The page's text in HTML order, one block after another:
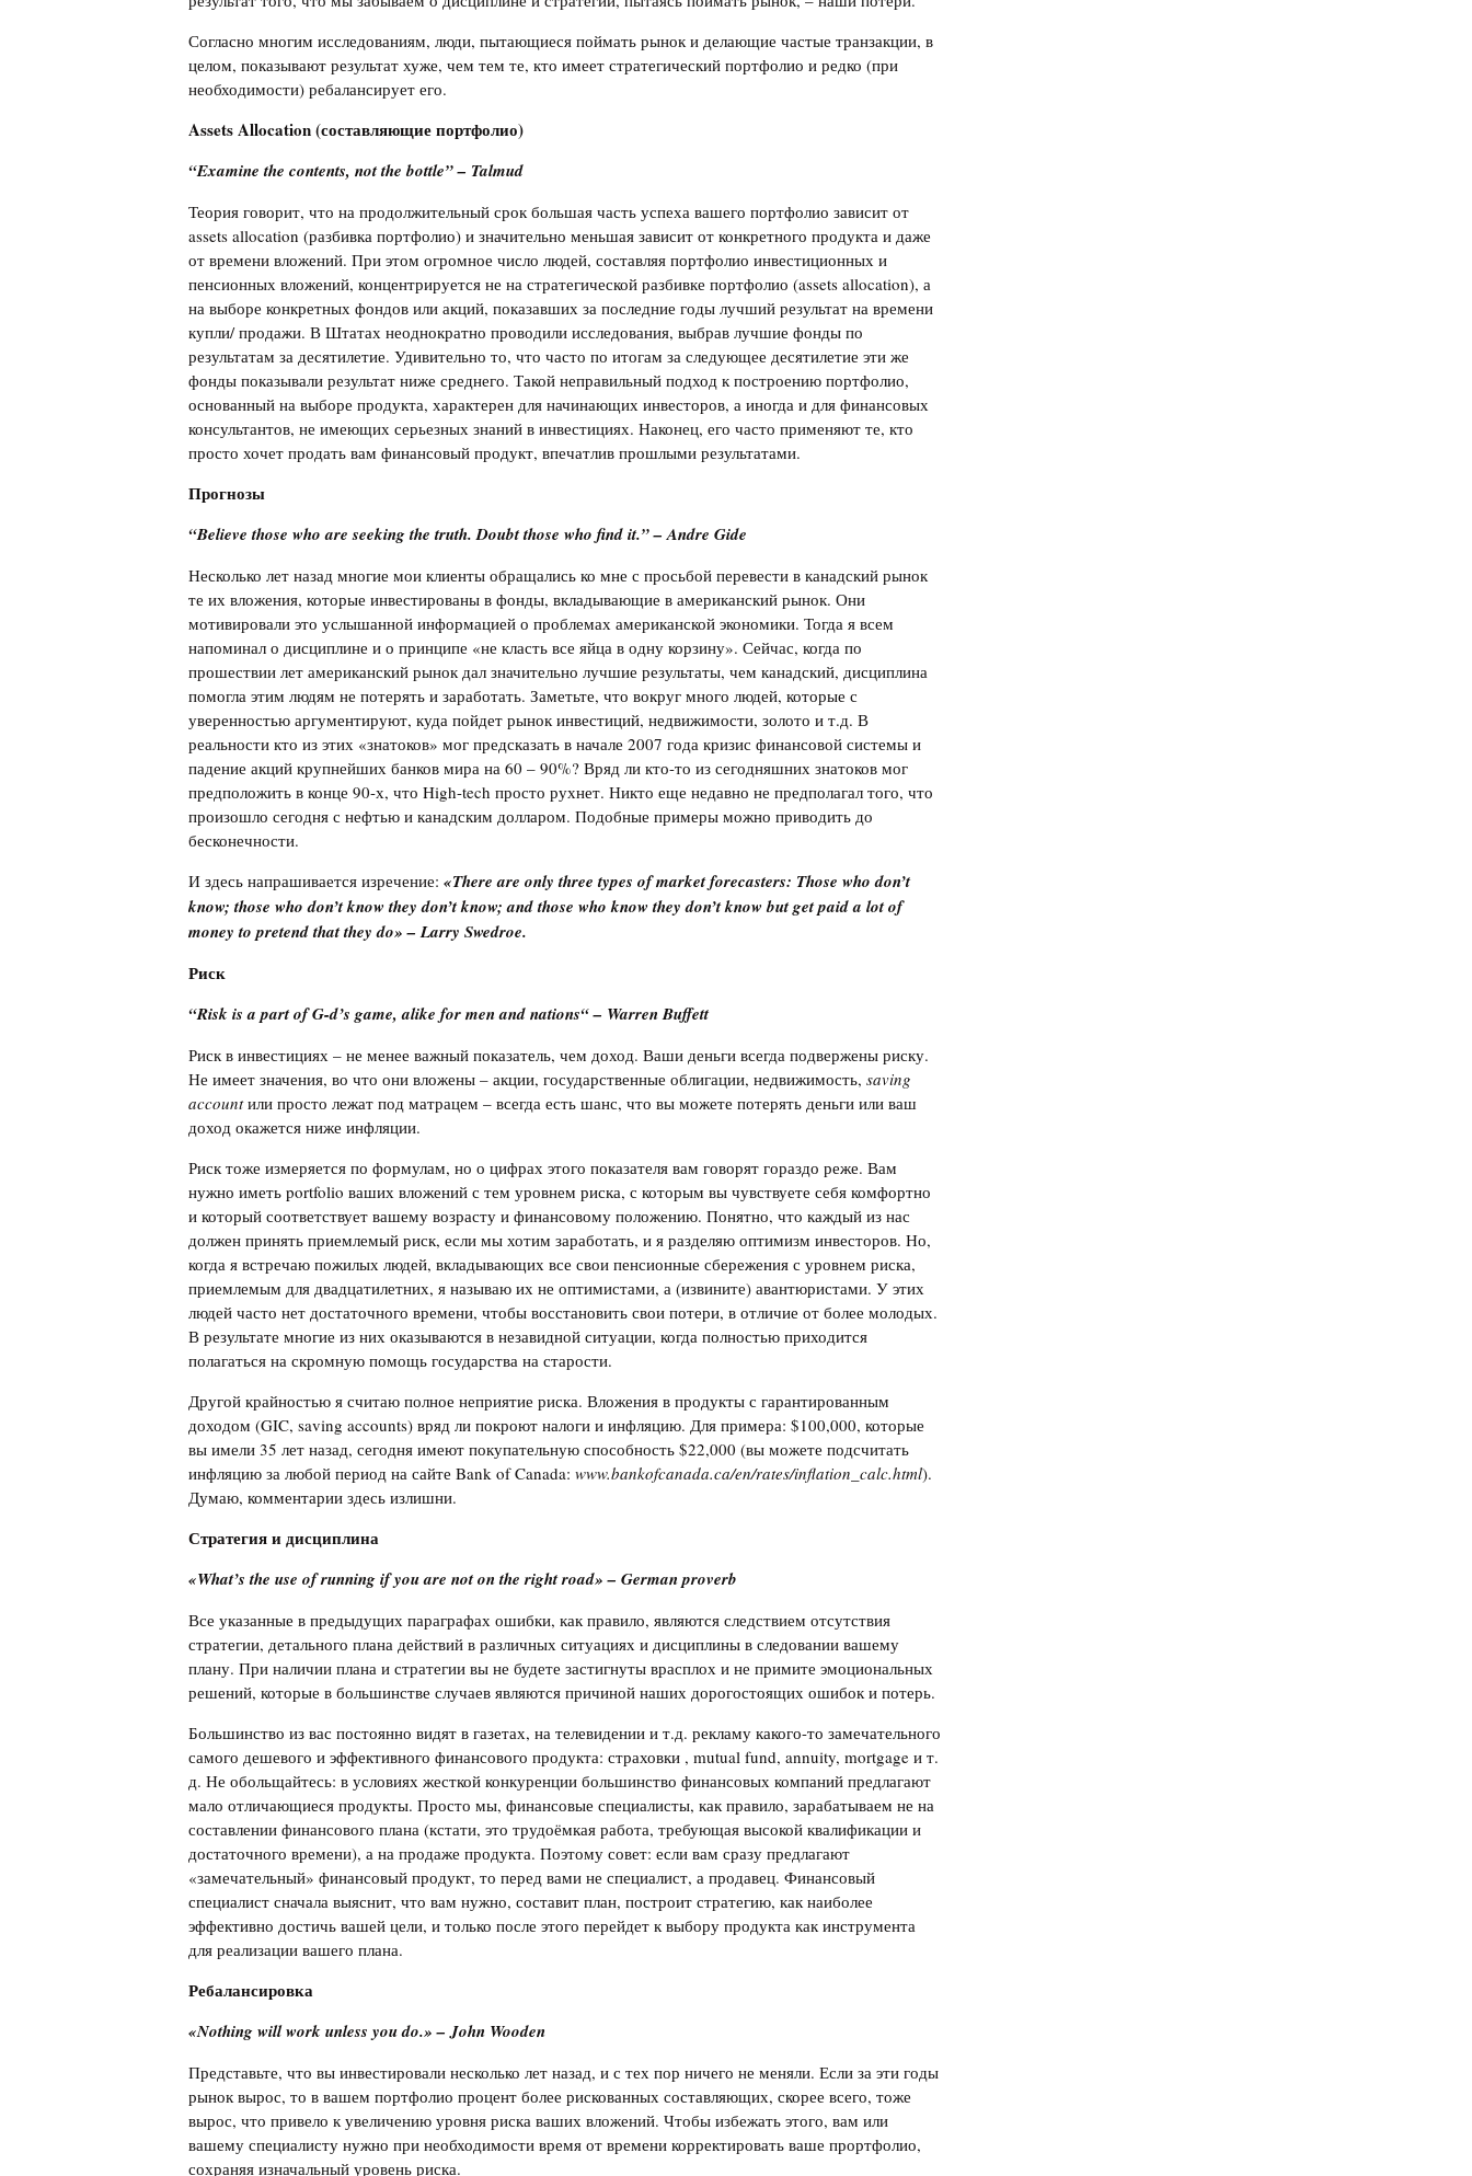
Согласно многим исследованиям, люди, пытающиеся поймать рынок и делающие частые транзакции, в
целом, показывают результат хуже, чем тем те, кто имеет стратегический портфолио и редко (при
необходимости) ребалансирует его.
Assets Allocation (составляющиепортфолио)
“Examine the contents, not the bottle” – Talmud
Теория говорит, что на продолжительный срок большая часть успеха вашего портфолио зависит от
assets allocation (разбивка портфолио) и значительно меньшая зависит от конкретного продукта и даже
от времени вложений. При этом огромное число людей, составляя портфолио инвестиционных и
пенсионных вложений, концентрируется не на стратегической разбивке портфолио (assets allocation), а
на выборе конкретных фондов или акций, показавших за последние годы лучший результат на времени
купли/ продажи. В Штатах неоднократно проводили исследования, выбрав лучшие фонды по
результатам за десятилетие. Удивительно то, что часто по итогам за следующее десятилетие эти же
фонды показывали результат ниже среднего. Такой неправильный подход к построению портфолио,
основанный на выборе продукта, характерен для начинающих инвесторов, а иногда и для финансовых
консультантов, не имеющих серьезных знаний в инвестициях. Наконец, его часто применяют те, кто
просто хочет продать вам финансовый продукт, впечатлив прошлыми результатами.
Прогнозы
“Believe those who are seeking the truth. Doubt those who find it.” – Andre Gide
Несколько лет назад многие мои клиенты обращались ко мне с просьбой перевести в канадский рынок
те их вложения, которые инвестированы в фонды, вкладывающие в американский рынок. Они
мотивировали это услышанной информацией о проблемах американской экономики. Тогда я всем
напоминал о дисциплине и о принципе «не класть все яйца в одну корзину». Сейчас, когда по
прошествии лет американский рынок дал значительно лучшие результаты, чем канадский, дисциплина
помогла этим людям не потерять и заработать. Заметьте, что вокруг много людей, которые с
уверенностью аргументируют, куда пойдет рынок инвестиций, недвижимости, золото и т.д. В
реальности кто из этих «знатоков» мог предсказать в начале 2007 года кризис финансовой системы и
падение акций крупнейших банков мира на 60 – 90%? Вряд ли кто-то из сегодняшних знатоков мог
предположить в конце 90-х, что High-tech просто рухнет. Никто еще недавно не предполагал того, что
произошло сегодня с нефтью и канадским долларом. Подобные примеры можно приводить до
бесконечности.
И здесь напрашивается изречение: «There are only three types of market forecasters: Those who don’t
know; those who don’t know they don’t know; and those who know they don’t know but get paid a lot of
money to pretend that they do» – Larry Swedroe.
Риск
“Risk is a part of G-d’s game, alike for men and nations“ – Warren Buffett
Риск в инвестициях – не менее важный показатель, чем доход. Ваши деньги всегда подвержены риску.
Не имеет значения, во что они вложены – акции, государственные облигации, недвижимость, saving
accountили просто лежат под матрацем – всегда есть шанс, что вы можете потерять деньги или ваш
доход окажется ниже инфляции.
Риск тоже измеряется по формулам, но о цифрах этого показателя вам говорят гораздо реже. Вам
нужно иметь portfolio ваших вложений с тем уровнем риска, с которым вы чувствуете себя комфортно
и который соответствует вашему возрасту и финансовому положению. Понятно, что каждый из нас
должен принять приемлемый риск, если мы хотим заработать, и я разделяю оптимизм инвесторов. Но,
когда я встречаю пожилых людей, вкладывающих все свои пенсионные сбережения с уровнем риска,
приемлемым для двадцатилетних, я называю их не оптимистами, а (извините) авантюристами. У этих
людей часто нет достаточного времени, чтобы восстановить свои потери, в отличие от более молодых.
В результате многие из них оказываются в незавидной ситуации, когда полностью приходится
полагаться на скромную помощь государства на старости.
Другой крайностью я считаю полное неприятие риска. Вложения в продукты с гарантированным
доходом (GIC, saving accounts) вряд ли покроют налоги и инфляцию. Для примера: $100,000, которые
вы имели 35 лет назад, сегодня имеют покупательную способность $22,000 (вы можете подсчитать
инфляцию за любой период на сайте Bank of Canada: www.bankofcanada.ca/en/rates/inflation_calc.html).
Думаю, комментарии здесь излишни.
Стратегияидисциплина
«What’s the use of running if you are not on the right road» – German proverb
Все указанные в предыдущих параграфах ошибки, как правило, являются следствием отсутствия
стратегии, детального плана действий в различных ситуациях и дисциплины в следовании вашему
плану. При наличии плана и стратегии вы не будете застигнуты врасплох и не примите эмоциональных
решений, которые в большинстве случаев являются причиной наших дорогостоящих ошибок и потерь.
Большинство из вас постоянно видят в газетах, на телевидении и т.д. рекламу какого-то замечательного
самого дешевого и эффективного финансового продукта: страховки , mutual fund, annuity, mortgage и т.
д. Не обольщайтесь: в условиях жесткой конкуренции большинство финансовых компаний предлагают
мало отличающиеся продукты. Просто мы, финансовые специалисты, как правило, зарабатываем не на
составлении финансового плана (кстати, это трудоёмкая работа, требующая высокой квалификации и
достаточного времени), а на продаже продукта. Поэтому совет: если вам сразу предлагают
«замечательный» финансовый продукт, то перед вами не специалист, а продавец. Финансовый
специалист сначала выяснит, что вам нужно, составит план, построит стратегию, как наиболее
эффективно достичь вашей цели, и только после этого перейдет к выбору продукта как инструмента
для реализации вашего плана.
Ребалансировка
«Nothing will work unless you do.» – John Wooden
Представьте, что вы инвестировали несколько лет назад, и с тех пор ничего не меняли. Если за эти годы
рынок вырос, то в вашем портфолио процент более рискованных составляющих, скорее всего, тоже
вырос, что привело к увеличению уровня риска ваших вложений. Чтобы избежать этого, вам или
вашему специалисту нужно при необходимости время от времени корректировать ваше прортфолио,
сохраняя изначальный уровень риска.